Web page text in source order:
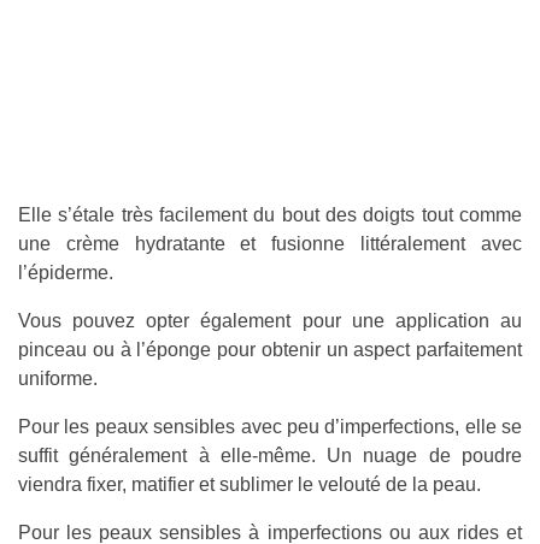
Elle s’étale très facilement du bout des doigts tout comme
une crème hydratante et fusionne littéralement avec
l’épiderme.
Vous pouvez opter également pour une application au
pinceau ou à l’éponge pour obtenir un aspect parfaitement
uniforme.
Pour les peaux sensibles avec peu d’imperfections, elle se
suffit généralement à elle-même. Un nuage de poudre
viendra fixer, matifier et sublimer le velouté de la peau.
Pour les peaux sensibles à imperfections ou aux rides et